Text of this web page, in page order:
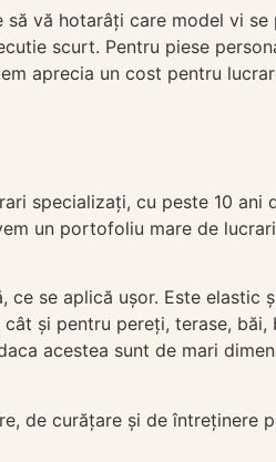
vă hotarâți care model vi se
scurt. Pentru piese
aprecia un cost pentru
specializați, cu peste 10 ani
un portofoliu mare de
ce se aplică ușor. Este elastic
și pentru pereți, terase, băi,
acestea sunt de mari
de curățare și de întreținere